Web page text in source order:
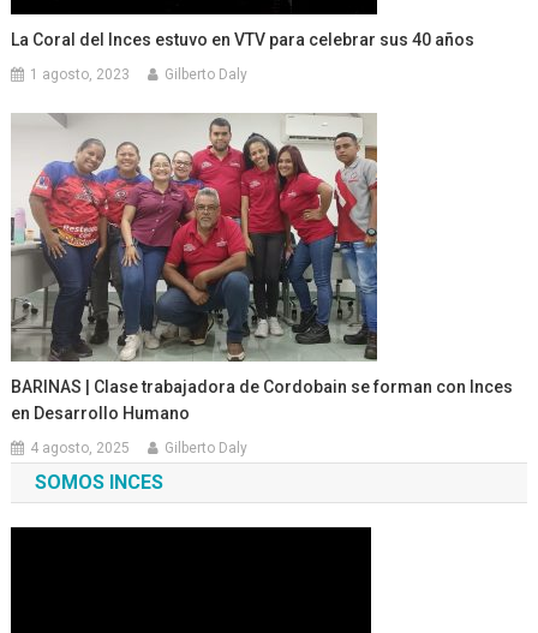
La Coral del Inces estuvo en VTV para celebrar sus 40 años
1 agosto, 2023 Gilberto Daly
BARINAS | Clase trabajadora de Cordobain se forman con Inces
en Desarrollo Humano
4 agosto, 2025 Gilberto Daly
SOMOS INCES